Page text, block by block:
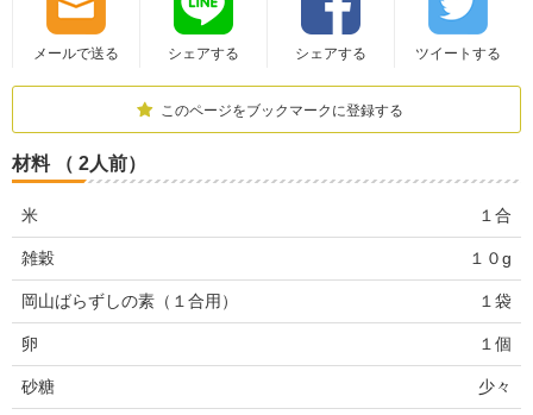
メールで送る シェアする シェアする ツイートする
このページをブックマークに登録する
材料 （ 2人前）
米 １合
雑穀 １０g
岡山ばらずしの素（１合用） １袋
卵 １個
砂糖 少々